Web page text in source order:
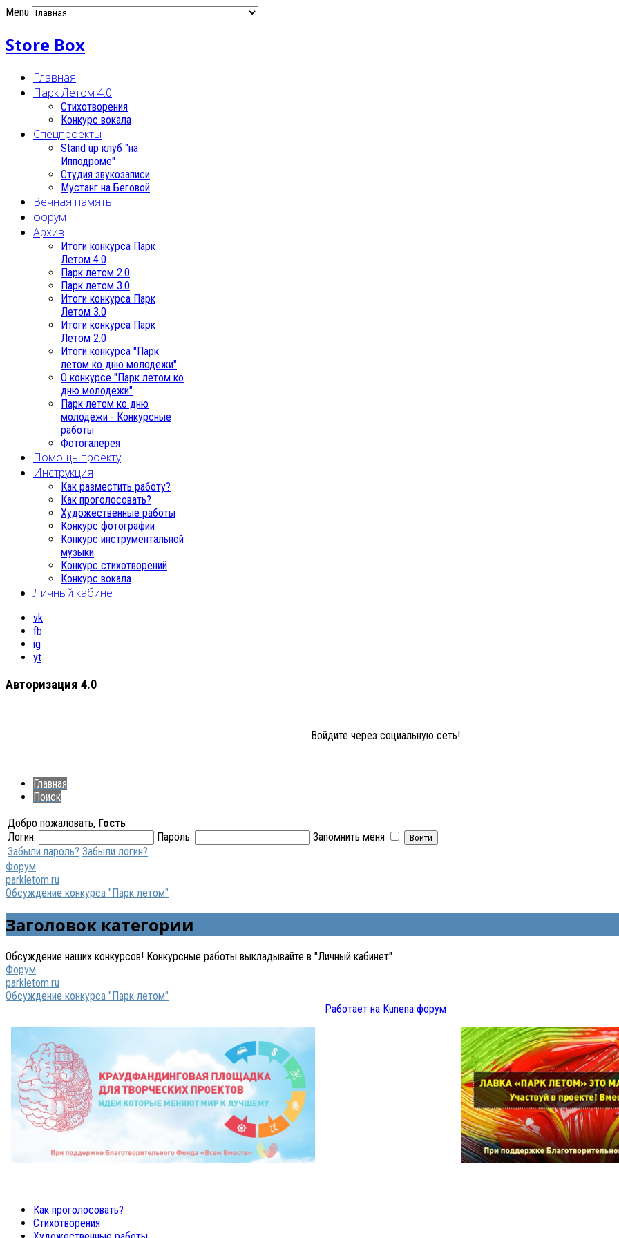
Menu
Store Box
Главная
Парк Летом 4.0
Стихотворения
Конкурс вокала
Спецпроекты
Stand up клуб "на
Ипподроме"
Студия звукозаписи
Мустанг на Беговой
Вечная память
форум
Архив
Итоги конкурса Парк
Летом 4.0
Парк летом 2.0
Парк летом 3.0
Итоги конкурса Парк
Летом 3.0
Итоги конкурса Парк
Летом 2.0
Итоги конкурса "Парк
летом ко дню молодежи"
О конкурсе "Парк летом ко
дню молодежи"
Парк летом ко дню
молодежи - Конкурсные
работы
Фотогалерея
Помощь проекту
Инструкция
Как разместить работу?
Как проголосовать?
Художественные работы
Конкурс фотографии
Конкурс инструментальной
музыки
Конкурс стихотворений
Конкурс вокала
Личный кабинет
vk
fb
ig
yt
Авторизация 4.0
Войдите через социальную сеть!
Главная
Поиск
Добро пожаловать, Гость
Логин:
Пароль:
Запомнить меня
Забыли пароль? Забыли логин?
Форум
parkletom.ru
Обсуждение конкурса "Парк летом"
Заголовок категории
Обсуждение наших конкурсов! Конкурсные работы выкладывайте в "Личный кабинет"
Форум
parkletom.ru
Обсуждение конкурса "Парк летом"
Работает на Kunena форум
Как проголосовать?
Стихотворения